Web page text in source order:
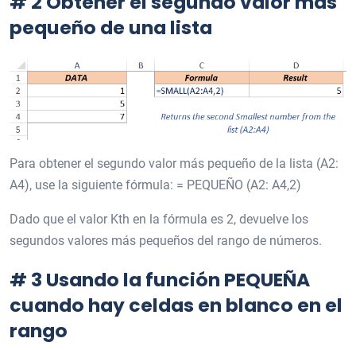
pequeño de una lista
Para obtener el segundo valor más pequeño de la lista (A2:
A4), use la siguiente fórmula: = PEQUEÑO (A2: A4,2)
Dado que el valor Kth en la fórmula es 2, devuelve los
segundos valores más pequeños del rango de números.
# 3 Usando la función PEQUEÑA
cuando hay celdas en blanco en el
rango